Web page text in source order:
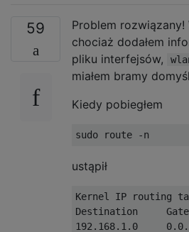
59
Problem
chociaż dodałem
pliku interfejsów,
miałem bramy
Kiedy pobiegłem
ustąpił
Kernel IP routing
Destination